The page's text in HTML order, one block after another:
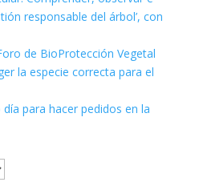
responsable del árbol’, con
de BioProtección Vegetal
la especie correcta para el
para hacer pedidos en la